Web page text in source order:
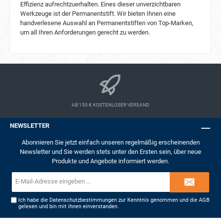
Ihre Kosten für Marker erheblich reduziert.
Umweltfreundliches Design: Pica legt Wert auf
Nachhaltigkeit. Das umweltfreundliche Design
des Markers fördert einen minimalen Verbrauch
und präzise Markierungen, was ihn ideal für
Anwendungen macht, bei denen Genauigkeit
von 85 mm der Pica Visor Permanent Ersatz-
zu erhalten, sollte sie nicht Temperaturen über
40°C ausgesetzt werden. Farboptionen: Die Pica
Visor Permanent Ersatz-Minen sind in drei
auf Edelstahl eignen. Darüber hinaus bietet die
Farbe Fluo-Orange eine hochwertige
Leuchtkraft für Anwendungen, die optische
Effizienz aufrechtzuerhalten. Eines dieser unverzichtbaren
Werkzeuge ist der Permanentstift. Wir bieten Ihnen eine
handverlesene Auswahl an Permanentstiften von Top-Marken,
um all Ihren Anforderungen gerecht zu werden.
AB 150 € KOSTENLOSER VERSAND
NEWSLETTER
Abonnieren Sie jetzt einfach unseren regelmäßig erscheinenden
Newsletter und Sie werden stets unter den Ersten sein, über neue
Produkte und Angebote informiert werden.
Adresse*
Ich habe dieDatenschutzbestimmungen zur Kenntnis genommen und dieAGB
gelesen und bin mit ihnen einverstanden.